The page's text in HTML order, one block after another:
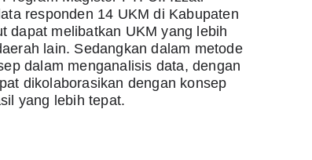
responden 14 UKM di Kabupaten
dapat melibatkan UKM yang lebih
lain. Sedangkan dalam metode
dalam menganalisis data, dengan
dikolaborasikan dengan konsep
yang lebih tepat.